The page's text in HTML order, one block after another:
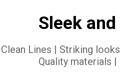
Sleek
Clean Lines | Striking
Quality materials |